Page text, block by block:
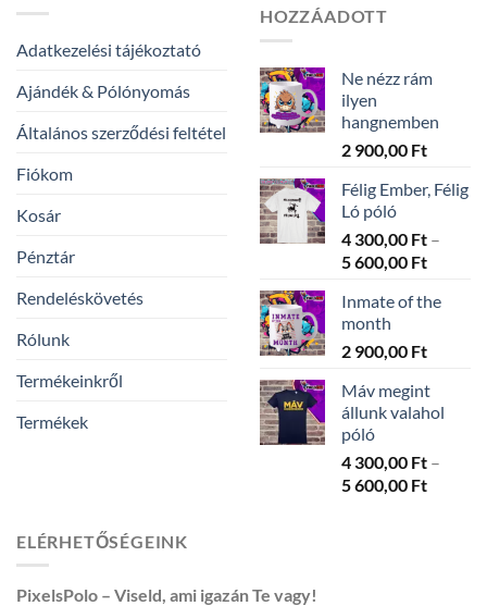
Adatkezelési tájékoztató
Ajándék & Pólónyomás
Általános szerződési feltétel
Fiókom
Kosár
Pénztár
Rendeléskövetés
Rólunk
Termékeinkről
Termékek
HOZZÁADOTT
Ne nézz rám
ilyen
hangnemben
2 900,00 Ft
Félig Ember, Félig
Ló póló
4 300,00 Ft –
5 600,00 Ft
300,00
5
Inmate of the
month
2 900,00 Ft
Máv megint
állunk valahol
póló
4 300,00 Ft –
5 600,00 Ft
ELÉRHETŐSÉGEINK
PixelsPolo – Viseld, ami igazán Te vagy!